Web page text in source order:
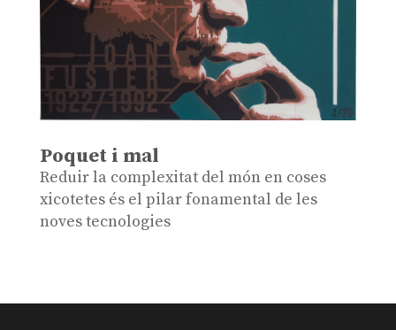
Poquet i mal
Reduir la complexitat del món en coses
xicotetes és el pilar fonamental de les
noves tecnologies